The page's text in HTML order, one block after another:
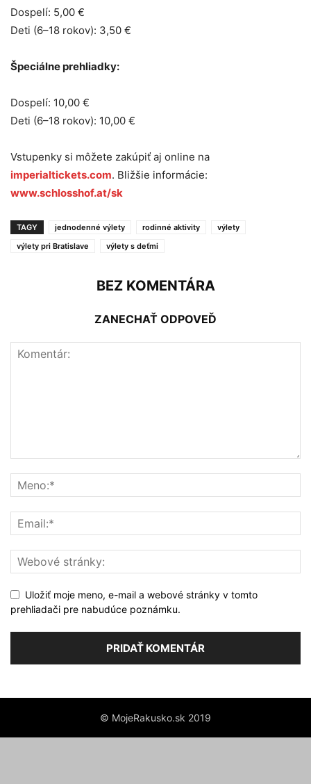
Dospelí: 5,00 €
Deti (6–18 rokov): 3,50 €
Špeciálne prehliadky:
Dospelí: 10,00 €
Deti (6–18 rokov): 10,00 €
Vstupenky si môžete zakúpiť aj online na
imperialtickets.com. Bližšie informácie:
www.schlosshof.at/sk
TAGY jednodenné výlety rodinné aktivity
výlety
výlety pri Bratislave
výlety s deťmi
BEZ KOMENTÁRA
ZANECHAŤ ODPOVEĎ
Uložiť moje meno, e-mail a webové stránky v tomto
prehliadači pre nabudúce poznámku.
© MojeRakusko.sk 2019